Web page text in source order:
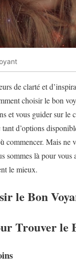
de clarté et
choisir le bon
et vous guider sur le
d’options
commencer. Mais ne
sommes là pour vous
le mieux.
le Bon
Trouver le